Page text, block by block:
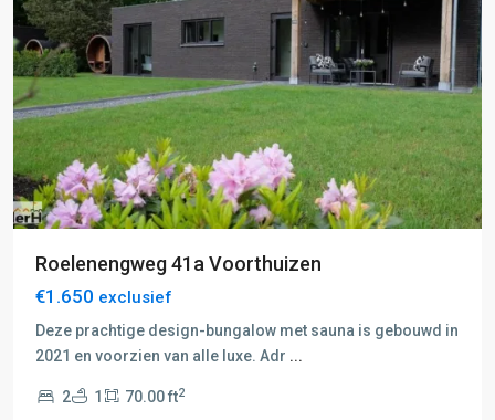
Roelenengweg 41a Voorthuizen
€1.650 exclusief
Deze prachtige design-bungalow met sauna is gebouwd in
2021 en voorzien van alle luxe. Adr ...
2 1 70.00 ft2
F: